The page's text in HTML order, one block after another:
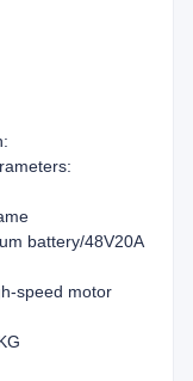
battery/48V20A
speed motor